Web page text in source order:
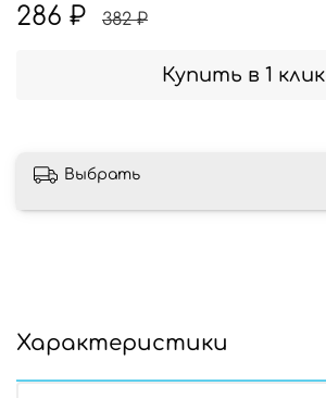
286 ₽ 382 ₽
Купить в 1 клик
Выбрать
Характеристики